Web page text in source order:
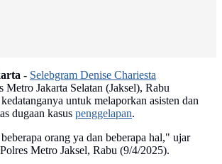
- Selebgram Denise Chariesta
Metro Jakarta Selatan (Jaksel), Rabu
untuk melaporkan asisten dan
dugaan kasus penggelapan.
orang ya dan beberapa hal," ujar
Metro Jaksel, Rabu (9/4/2025).